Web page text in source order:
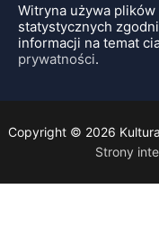
Witryna używa
statystycznych
informacji na temat
prywatności.
Copyright © 2026
Strony